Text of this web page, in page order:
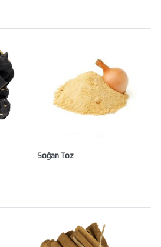
Soğan Toz